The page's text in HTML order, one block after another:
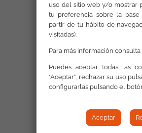
uso del sitio web y/o mostrar
tu preferencia sobre la
partir de tu hábito de
visitadas).
Para más información consulta
Puedes aceptar todas las
"Aceptar", rechazar su uso
configurarlas pulsando el
Aceptar